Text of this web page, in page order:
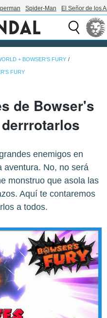
Spider-Man El Señor de los
+ BOWSER'S FURY
FURY
de Bowser's
enemigos en
aventura. No, no será
monstruo que asola las
Aquí te contaremos
a todos.